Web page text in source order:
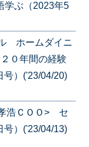
学ぶ（2023年5
ホームダイニ
０年間の経験
号）('23/04/20)
浩ＣＯＯ> セ
号）('23/04/13)